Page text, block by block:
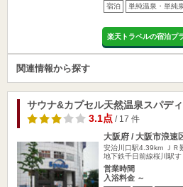
宿泊 単純温泉・単純
楽天トラベルの宿泊プ
関連情報から探す
サウナ&カプセル天然温泉スパデ
3.1点/ 17 件
大阪府 / 大阪市浪速
安治川口駅4.39km
Ｊ
地下鉄千日前線桜川駅す
営業時間
入浴料金 ～